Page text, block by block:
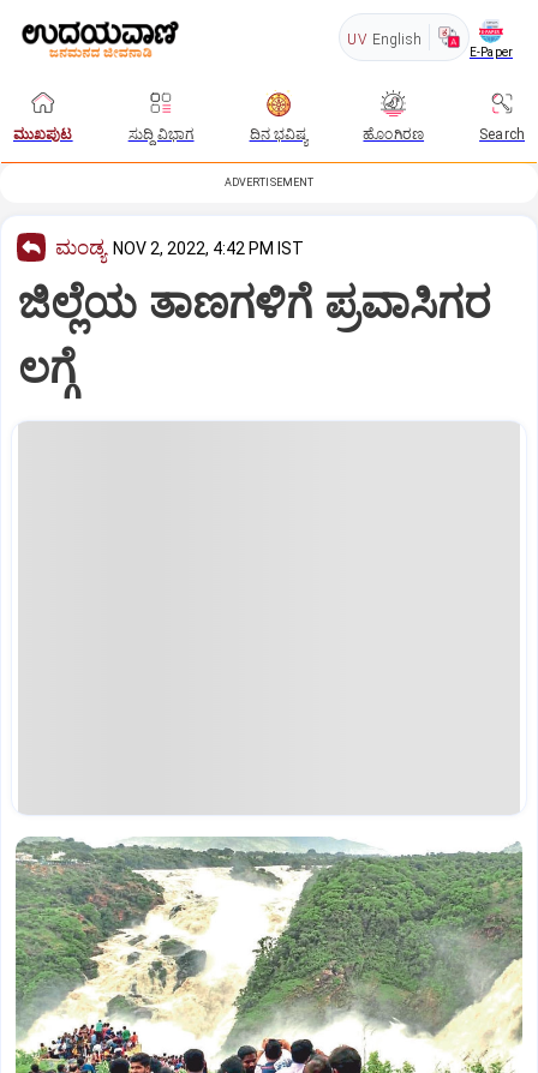
UV English
E-Paper
ಮುಖಪುಟ ಸುದ್ದಿ ವಿಭಾಗ ದಿನ ಭವಿಷ್ಯ ಹೊಂಗಿರಣ Search
ADVERTISEMENT
ಮಂಡ್ಯ NOV 2, 2022, 4:42 PM IST
ಜಿಲ್ಲೆಯ ತಾಣಗಳಿಗೆ ಪ್ರವಾಸಿಗರ
ಲಗ್ಗೆ